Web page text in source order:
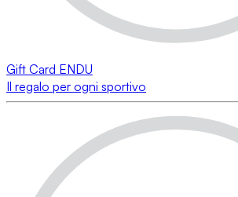
Gift Card ENDU
Il regalo per ogni sportivo